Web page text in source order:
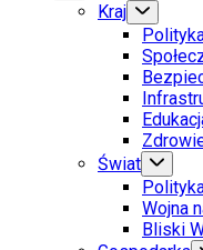
Kraj
Świat
Wojna
Bliski